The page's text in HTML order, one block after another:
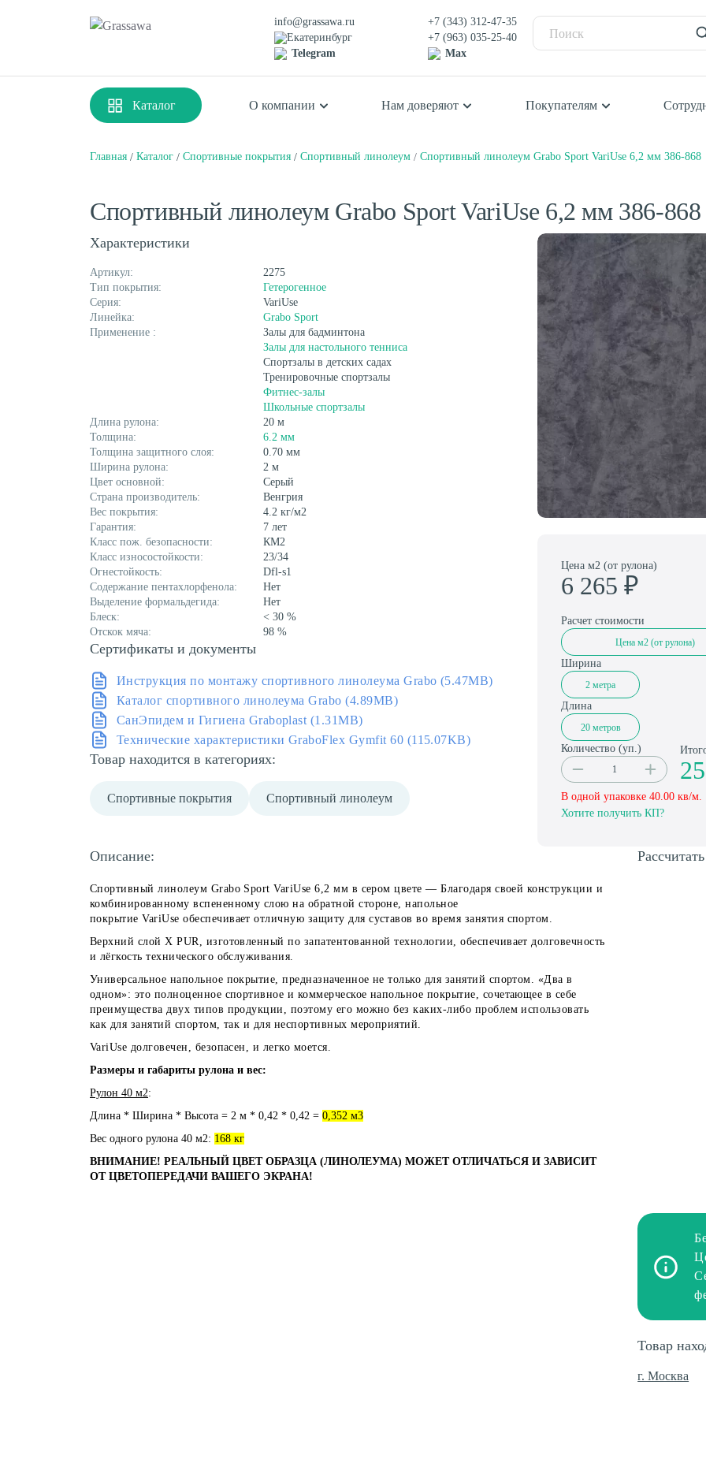
info@grassawa.ru +7 (343) 312-47-35
Telegram
Екатеринбург
+7 (963) 035-25-40
Max
Каталог О компании Нам доверяют Покупателям
Спортивная
Декоративная
Цветная
Высокая
Монофиламентная
Амортизаторы для спортивного паркета
Главная Каталог Спортивные покрытия Спортивный линолеум Спортивный линолеум Grabo Sport VariUse 6,2 мм 386-868
Спортивный линолеум Grabo Sport VariUse 6,2 мм 386-868
Характеристики
Артикул:
2275
Тип покрытия:
Гетерогенное
Серия:
VariUse
Линейка:
Grabo Sport
Применение :
Залы для бадминтона
Залы для настольного тенниса
Спортзалы в детских садах
Тренировочные спортзалы
Фитнес-залы
Школьные спортзалы
Длина рулона:
20 м
Толщина:
6.2 мм
Толщина защитного слоя:
0.70 мм
Ширина рулона:
2 м
Цвет основной:
Серый
Страна производитель:
Венгрия
Вес покрытия:
4.2 кг/м2
Гарантия:
7 лет
Класс пож. безопасности:
КМ2
Класс износостойкости:
23/34
Огнестойкость:
Dfl-s1
Содержание пентахлорфенола:
Нет
Выделение формальдегида:
Нет
Блеск:
< 30 %
Отскок мяча:
98 %
Сертификаты и документы
Инструкция по монтажу спортивного линолеума Grabo (5.47MB)
Каталог спортивного линолеума Grabo (4.89MB)
СанЭпидем и Гигиена Graboplast (1.31MB)
Технические характеристики GraboFlex Gymfit 60 (115.07KB)
Товар находится в категориях:
Спортивные покрытия Спортивный линолеум
Цена м2 (от рулона)
6 265 ₽
Расчет стоимости
Цена м2 (от рулона)
Ширина
2 метра
Длина
20 метров
Количество (уп.)
В одной упаковке 40.00 кв/м.
Хотите получить КП?
Описание:
Спортивный линолеум Grabo Sport VariUse 6,2 мм в сером цвете —Благодаря своей конструкции и
комбинированному вспененному слою на обратной стороне, напольное
покрытие VariUse обеспечивает отличную защиту для суставов во время занятия спортом.
Верхний слой X PUR, изготовленный по запатентованной технологии, обеспечивает долговечность
и лёгкость технического обслуживания.
Универсальное напольное покрытие, предназначенное не только для занятий спортом. «Два в
одном»: это полноценное спортивное и коммерческое напольное покрытие, сочетающее в себе
преимущества двух типов продукции, поэтому его можно без каких-либо проблем использовать
как для занятий спортом, так и для неспортивных мероприятий.
VariUse долговечен, безопасен, и легко моется.
Размеры и габариты рулона и вес:
Рулон 40 м2:
Длина * Ширина * Высота = 2 м * 0,42 * 0,42 = 0,352 м3
Вес одного рулона 40 м2: 168 кг
ВНИМАНИЕ! РЕАЛЬНЫЙ ЦВЕТ ОБРАЗЦА (ЛИНОЛЕУМА) МОЖЕТ ОТЛИЧАТЬСЯ И ЗАВИСИТ
ОТ ЦВЕТОПЕРЕДАЧИ ВАШЕГО ЭКРАНА!
Товар
г. Москва